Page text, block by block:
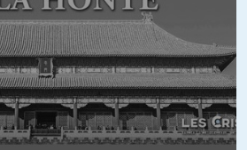
appel à l’enrôlement de volontaires
contre l’offensive militaire russe.
s%C3%A9n%C3%A9gal-
des-ae-contre-lambassadeur-dukraine-